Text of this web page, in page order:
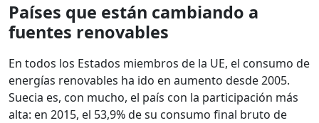
Países que están cambiando a
fuentes renovables
En todos los Estados miembros de la UE, el consumo de
energías renovables ha ido en aumento desde 2005.
Suecia es, con mucho, el país con la participación más
alta: en 2015, el 53,9% de su consumo final bruto de